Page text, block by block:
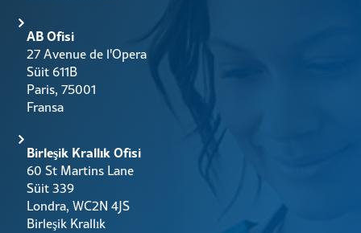
AB Ofisi
27 Avenue de l'Opera
Süit 611B
Paris, 75001
Fransa
Birleşik Krallık Ofisi
60 St Martins Lane
Süit 339
Londra, WC2N 4JS
Birleşik Krallık